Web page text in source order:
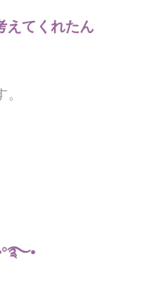
えてくれたん